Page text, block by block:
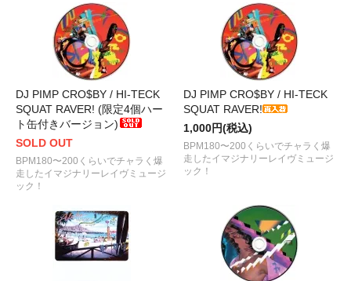
DJ PIMP CRO$BY / HI-TECK
SQUAT RAVER! (限定4個ハー
ト缶付きバージョン)
SOLD OUT
BPM180〜200くらいでチャラく爆
走したイマジナリーレイヴミュージ
ック！
DJ PIMP CRO$BY / HI-TECK
SQUAT RAVER!
1,000円(税込)
BPM180〜200くらいでチャラく爆
走したイマジナリーレイヴミュージ
ック！